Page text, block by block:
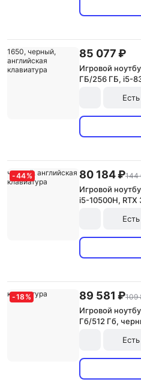
85 077 ₽
Игровой
ГБ/256 ГБ, i5-
Есть
-44% 80 184 ₽144
Игровой
i5-10500H, RTX
Есть
-18 % 89 581 ₽109
Игровой
Гб/512 Гб,
Есть